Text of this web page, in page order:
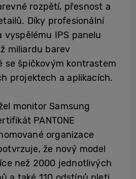
rozpětí, přesnost a
Díky profesionální
vyspělému IPS panelu
miliardu barev
se špičkovým kontrastem
projektech a aplikacích.
monitor Samsung
PANTONE
organizace
že nový model
než 2000 jednotlivých